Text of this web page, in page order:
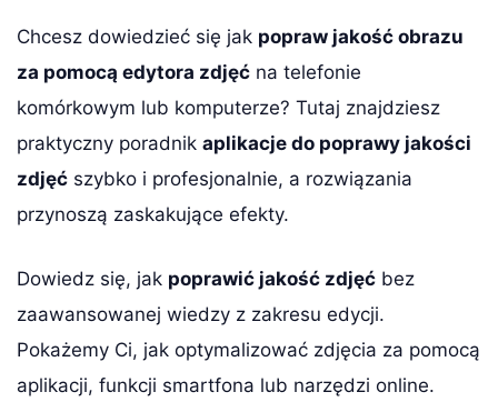
Chcesz dowiedzieć się jak popraw jakość obrazu
za pomocą edytora zdjęć na telefonie
komórkowym lub komputerze? Tutaj znajdziesz
praktyczny poradnik aplikacje do poprawy jakości
zdjęć szybko i profesjonalnie, a rozwiązania
przynoszą zaskakujące efekty.
Dowiedz się, jak poprawić jakość zdjęć bez
zaawansowanej wiedzy z zakresu edycji.
Pokażemy Ci, jak optymalizować zdjęcia za pomocą
aplikacji, funkcji smartfona lub narzędzi online.